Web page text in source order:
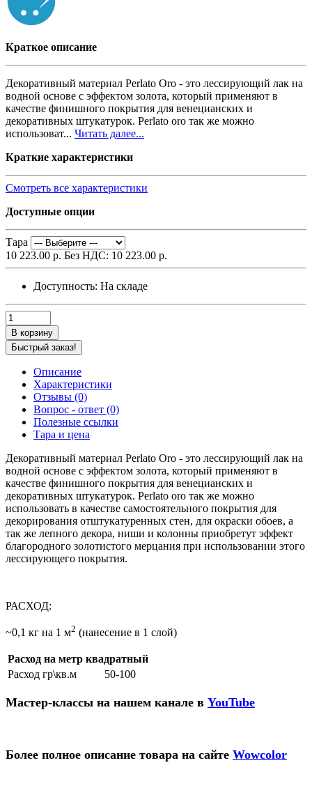
Краткое описание
Декоративный материал Perlato Oro - это лессирующий лак на
водной основе с эффектом золота, который применяют в
качестве финишного покрытия для венецианских и
декоративных штукатурок. Perlato oro так же можно
использоват... Читать далее...
Краткие характеристики
Смотреть все характеристики
Доступные опции
Тара
10 223.00 р. Без НДС: 10 223.00 р.
Доступность: На складе
В корзину
Быстрый заказ!
Описание
Характеристики
Отзывы (0)
Вопрос - ответ (0)
Полезные ссылки
Тара и цена
Декоративный материал Perlato Oro - это лессирующий лак на
водной основе с эффектом золота, который применяют в
качестве финишного покрытия для венецианских и
декоративных штукатурок. Perlato oro так же можно
использовать в качестве самостоятельного покрытия для
декорирования отштукатуренных стен, для окраски обоев, а
так же лепного декора, ниши и колонны приобретут эффект
благородного золотистого мерцания при использовании этого
лессирующего покрытия.
РАСХОД:
~0,1 кг на 1 м2 (нанесение в 1 слой)
Расход на метр квадратный
Расход гр\кв.м
50-100
Мастер-классы на нашем канале в YouTube
Более полное описание товара на сайте Wowcolor